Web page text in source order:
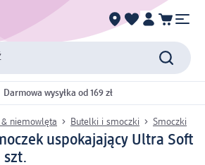
Darmowa wysyłka od 169 zł
& niemowlęta Butelki i smoczki Smoczki
uspokajający Ultra Soft
szt.